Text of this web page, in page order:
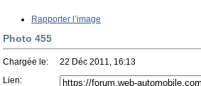
Rapporter l’image
Photo 455
Chargée le:
22 Déc 2011, 16:13
Lien: